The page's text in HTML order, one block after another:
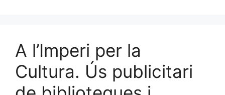
A l’Imperi per la
Cultura. Ús publicitari